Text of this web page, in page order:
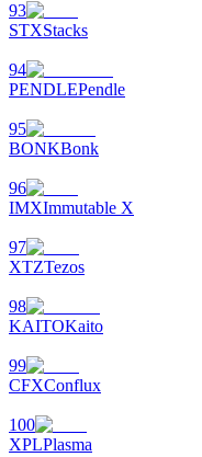
93
STXStacks
94
PENDLEPendle
95
BONKBonk
96
IMXImmutable X
97
XTZTezos
98
KAITOKaito
99
CFXConflux
100
XPLPlasma